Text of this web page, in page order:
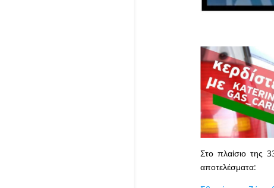
Στο πλαίσιο της
αποτελέσματα: